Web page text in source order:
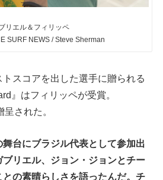
リエル＆フィリッペ
SURF NEWS / Steve Sherman
スコアを出した選手に贈られる
』はフィリッペが受賞。
された。
舞台にブラジル代表として参加出
リエル、ジョン・ジョンとチー
の素晴らしさを語ったんだ。チ